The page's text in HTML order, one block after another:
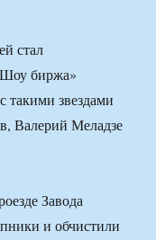
стал
биржа»
такими звездами
Валерий Меладзе
Завода
и обчистили